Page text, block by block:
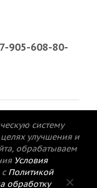
905-608-80-
систему
улучшения и
обрабатываем
Условия
с Политикой
обработку